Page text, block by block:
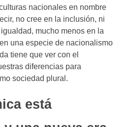
nacionales en nombre
no cree en la inclusión, ni
mucho menos en la
una especie de nacionalismo
tiene que ver con el
diferencias para
sociedad plural.
está